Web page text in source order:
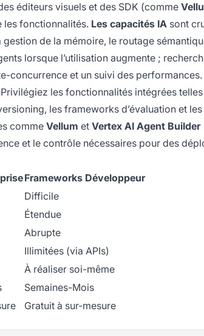
éditeurs visuels et des SDK (comme
les fonctionnalités. Les capacités IA sont
de la mémoire, le routage
lorsque l’utilisation augmente ;
concurrence et un suivi des performances.
les fonctionnalités intégrées
les frameworks d’évaluation et les
comme Vellum et Vertex AI Agent Builder
et le contrôle nécessaires pour des
Frameworks Développeur
Difficile
Étendue
Abrupte
Illimitées (via APIs)
À réaliser soi-même
Semaines-Mois
Gratuit à sur-mesure